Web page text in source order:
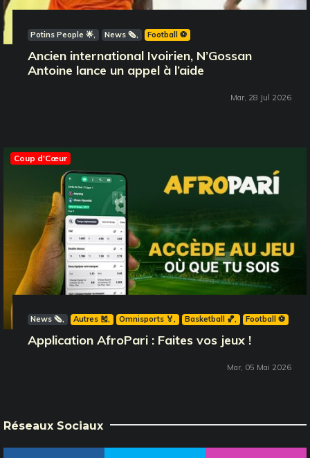
Potins People 🌟 News 🗞️ Football ⚽️
Ancien international Ivoirien, N’Gossan
Antoine lance un appel à l’aide
Mar, 28 Jul 2026
Coup d'Cœur
News 🗞️ Autres 🎽 Omnisports 🏅 Basketball 🏀 Football ⚽️
Application AfroPari : Faites vos jeux !
Mar, 05 Mai 2026
Réseaux Sociaux